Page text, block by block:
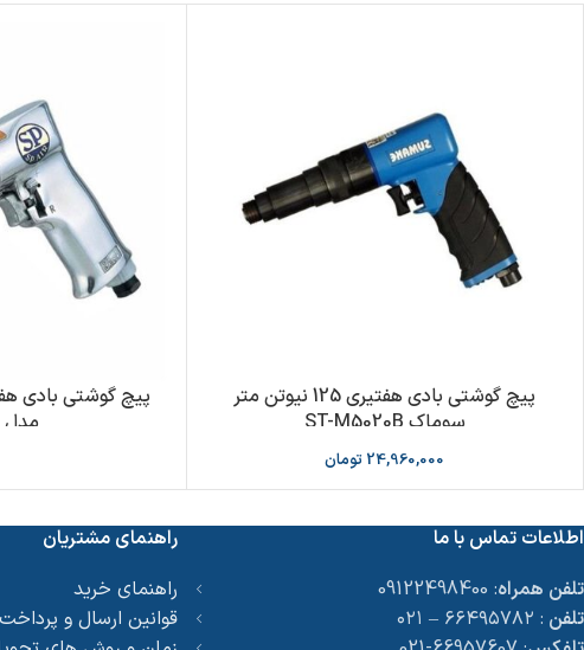
پیچ گوشتی بادی هفتیری 125 نیوتن متر
سوماک ST-M5020B
24,960,000 تومان
مدل SP-1810
اطلاعات تماس با ما
تلفن همراه: 09122498400
تلفن : ۶۶۴۹۵۷۸۲ – ۰۲۱
راهنمای مشتریان
راهنمای خرید
قوانین ارسال و پرداخت